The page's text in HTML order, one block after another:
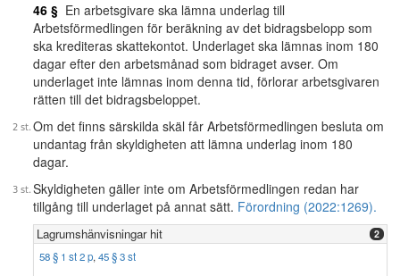
46 § En arbetsgivare ska lämna underlag till
Arbetsförmedlingen för beräkning av det bidragsbelopp som
ska krediteras skattekontot. Underlaget ska lämnas inom 180
dagar efter den arbetsmånad som bidraget avser. Om
underlaget inte lämnas inom denna tid, förlorar arbetsgivaren
rätten till det bidragsbeloppet.
Om det finns särskilda skäl får Arbetsförmedlingen besluta om
undantag från skyldigheten att lämna underlag inom 180
dagar.
Skyldigheten gäller inte om Arbetsförmedlingen redan har
tillgång till underlaget på annat sätt. Förordning (2022:1269).
Lagrumshänvisningar hit 2
58 § 1 st 2 p, 45 § 3 st